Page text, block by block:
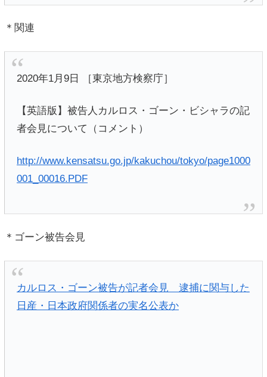
＊関連
2020年1月9日 ［東京地方検察庁］
【英語版】被告人カルロス・ゴーン・ビシャラの記
者会見について（コメント）
http://www.kensatsu.go.jp/kakuchou/tokyo/page1000
001_00016.PDF
＊ゴーン被告会見
カルロス・ゴーン被告が記者会見 逮捕に関与した
日産・日本政府関係者の実名公表か